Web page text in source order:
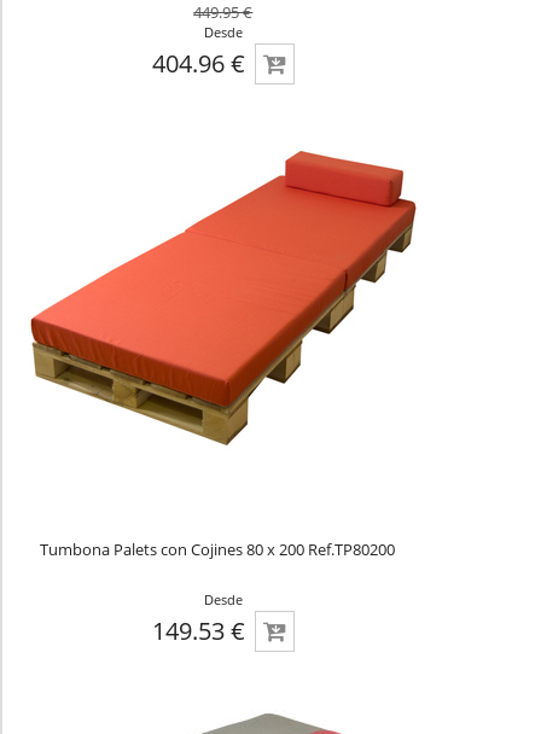
449.95 €
Desde
404.96 €
Tumbona Palets con Cojines 80 x 200 Ref.TP80200
Desde
149.53 €